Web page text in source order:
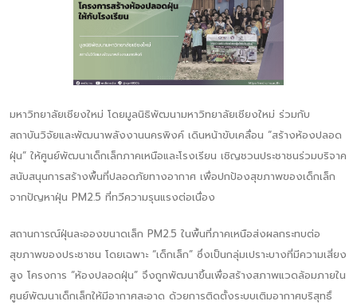
มหาวิทยาลัยเชียงใหม่ โดยมูลนิธิพัฒนามหาวิทยาลัยเชียงใหม่ ร่วมกับ
สถาบันวิจัยและพัฒนาพลังงานนครพิงค์ เดินหน้าขับเคลื่อน “สร้างห้องปลอด
ฝุ่น” ให้ศูนย์พัฒนาเด็กเล็กภาคเหนือและโรงเรียน เชิญชวนประชาชนร่วมบริจาค
สนับสนุนการสร้างพื้นที่ปลอดภัยทางอากาศ เพื่อปกป้องสุขภาพของเด็กเล็ก
จากปัญหาฝุ่น PM2.5 ที่ทวีความรุนแรงต่อเนื่อง
สถานการณ์ฝุ่นละอองขนาดเล็ก PM2.5 ในพื้นที่ภาคเหนือส่งผลกระทบต่อ
สุขภาพของประชาชน โดยเฉพาะ “เด็กเล็ก” ซึ่งเป็นกลุ่มเปราะบางที่มีความเสี่ยง
สูง โครงการ “ห้องปลอดฝุ่น” จึงถูกพัฒนาขึ้นเพื่อสร้างสภาพแวดล้อมภายใน
ศูนย์พัฒนาเด็กเล็กให้มีอากาศสะอาด ด้วยการติดตั้งระบบเติมอากาศบริสุทธิ์